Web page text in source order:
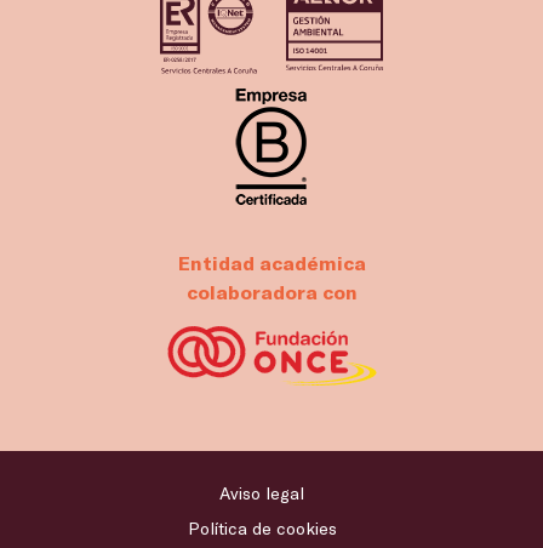
Entidad académica
colaboradora con
Aviso legal
Política de cookies